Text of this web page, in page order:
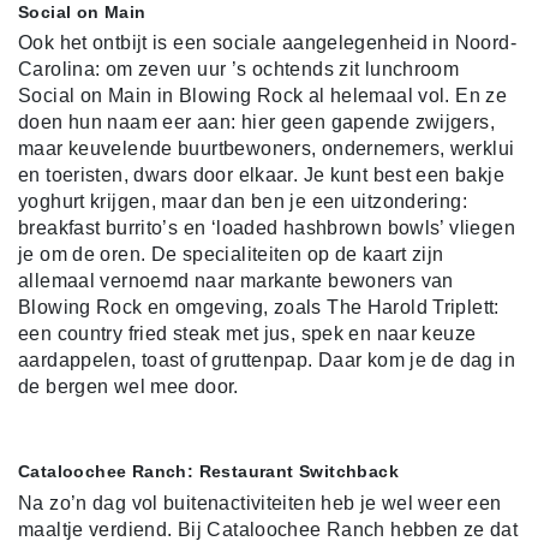
Social on Main
Ook het ontbijt is een sociale aangelegenheid in Noord-
Carolina: om zeven uur ’s ochtends zit lunchroom
Social on Main in Blowing Rock al helemaal vol. En ze
doen hun naam eer aan: hier geen gapende zwijgers,
maar keuvelende buurtbewoners, ondernemers, werklui
en toeristen, dwars door elkaar. Je kunt best een bakje
yoghurt krijgen, maar dan ben je een uitzondering:
breakfast burrito’s en ‘loaded hashbrown bowls’ vliegen
je om de oren. De specialiteiten op de kaart zijn
allemaal vernoemd naar markante bewoners van
Blowing Rock en omgeving, zoals The Harold Triplett:
een country fried steak met jus, spek en naar keuze
aardappelen, toast of gruttenpap. Daar kom je de dag in
de bergen wel mee door.
Cataloochee Ranch: Restaurant Switchback
Na zo’n dag vol buitenactiviteiten heb je wel weer een
maaltje verdiend. Bij Cataloochee Ranch hebben ze dat